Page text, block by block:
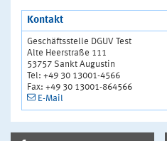
Kontakt
Geschäftsstelle DGUV Test
Alte Heerstraße 111
53757 Sankt Augustin
Tel: +49 30 13001-4566
Fax: +49 30 13001-864566
E-Mail